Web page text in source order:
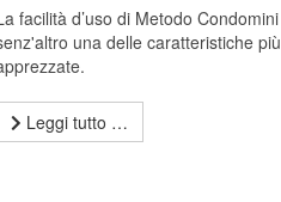
facilità d’uso di Metodo
una delle caratteristiche più
Leggi tutto …